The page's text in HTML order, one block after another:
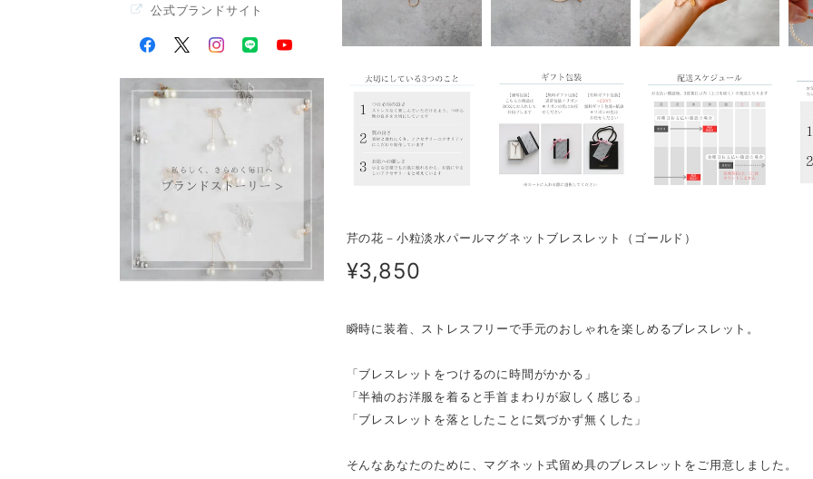
公式ブランドサイト
芹の花－小粒淡水パールマグネットブレスレット（ゴールド）
¥3,850
瞬時に装着、ストレスフリーで手元のおしゃれを楽しめるブレスレット。
「ブレスレットをつけるのに時間がかかる」
「半袖のお洋服を着ると手首まわりが寂しく感じる」
「ブレスレットを落としたことに気づかず無くした」
そんなあなたのために、マグネット式留め具のブレスレットをご用意しました。